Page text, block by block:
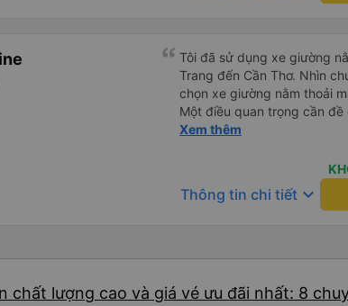
Tôi đã sử dụng xe giường
Trang đến Cần Thơ. Nhìn
chọn xe giường nằm thoải
Một điều quan trọng cần đề
xe, điều này có thể gây khó
chuyến đi vẫn khá thoải
(hôm qua) rất tốt. Mặc dù
nhưng công ty đã thông
khoảng 4:00 sáng và 9:00
cấp bàn chải đánh răng, đó
Xem thêm
Thông tin chi tiết keyboard_arrow_down
chất lượng cao và giá vé ưu đãi nhất: 8